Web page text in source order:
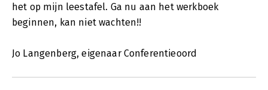
het op mijn leestafel. Ga nu aan het werkboek
beginnen, kan niet wachten!!
Jo Langenberg, eigenaar Conferentieoord